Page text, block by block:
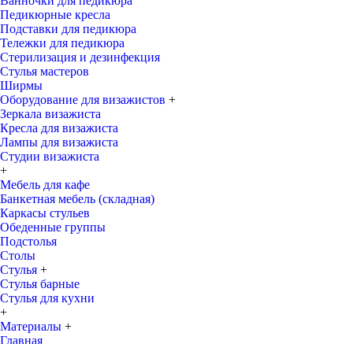
Педикюрные кресла
Подставки для педикюра
Тележки для педикюра
Стерилизация и дезинфекция
Стулья мастеров
Ширмы
Оборудование для визажистов +
Зеркала визажиста
Кресла для визажиста
Лампы для визажиста
Студии визажиста
+
Мебель для кафе
Банкетная мебель (складная)
Каркасы стульев
Обеденные группы
Подстолья
Столы
Стулья +
Стулья барные
Стулья для кухни
+
Материалы +
Главная